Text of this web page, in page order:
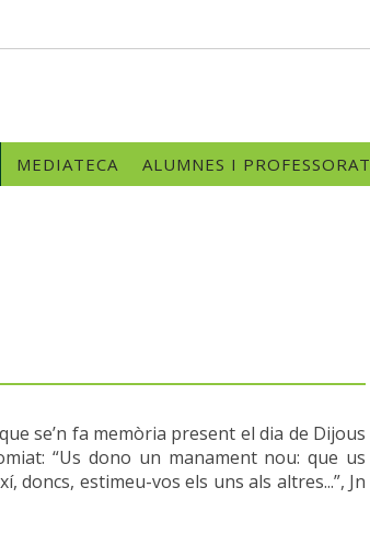
MEDIATECA ALUMNES I PROFESSORAT
se’n fa memòria present el dia de Dijous
“Us dono un manament nou: que us
doncs, estimeu-vos els uns als altres...”, Jn